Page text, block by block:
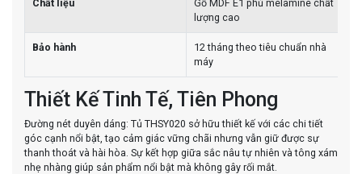
Chất liệu
Gỗ MDF E1 phủ melamine chất
lượng cao
Bảo hành
12 tháng theo tiêu chuẩn nhà
máy
Thiết Kế Tinh Tế, Tiên Phong
Đường nét duyên dáng: Tủ THSY020 sở hữu thiết kế với các chi tiết
góc cạnh nổi bật, tạo cảm giác vững chãi nhưng vẫn giữ được sự
thanh thoát và hài hòa. Sự kết hợp giữa sắc nâu tự nhiên và tông xám
nhẹ nhàng giúp sản phẩm nổi bật mà không gây rối mắt.